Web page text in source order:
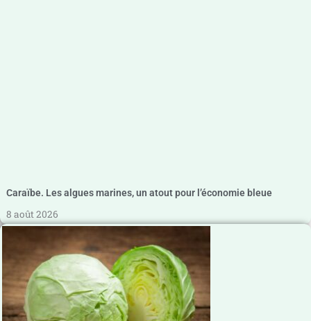
Caraïbe. Les algues marines, un atout pour l’économie bleue
8 août 2026